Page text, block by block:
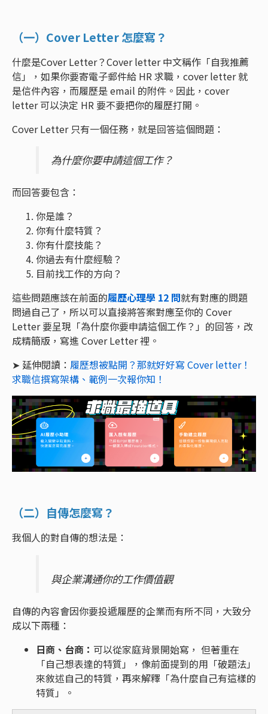
（一）Cover Letter 怎麼寫？
什麼是Cover Letter？Cover letter 中文稱作「自我推薦
信」，如果你要寄電子郵件給 HR 求職，cover letter 就
是信件內容，而履歷是 email 的附件。因此，cover
letter 可以決定 HR 要不要把你的履歷打開。
Cover Letter 只有一個任務，就是回答這個問題：
為什麼你要申請這個工作？
而回答要包含：
你是誰？
你有什麼特質？
你有什麼技能？
你過去有什麼經驗？
目前找工作的方向？
這些問題應該在前面的履歷心理學 12 問就有對應的問題
問過自己了，所以可以直接將答案對應至你的 Cover
Letter 要呈現「為什麼你要申請這個工作？」的回答，改
成精簡版，寫進 Cover Letter 裡。
➤ 延伸閱讀： 履歷想被點開？那就好好寫 Cover letter！
求職信撰寫架構、範例一次報你知！
（二）自傳怎麼寫？
我個人的對自傳的想法是：
與企業溝通你的工作價值觀
自傳的內容會因你要投遞履歷的企業而有所不同，大致分
成以下兩種：
日商、台商： 可以從家庭背景開始寫， 但著重在
「自己想表達的特質」，像前面提到的用「破題法」
來敘述自己的特質，再來解釋「為什麼自己有這樣的
特質」。